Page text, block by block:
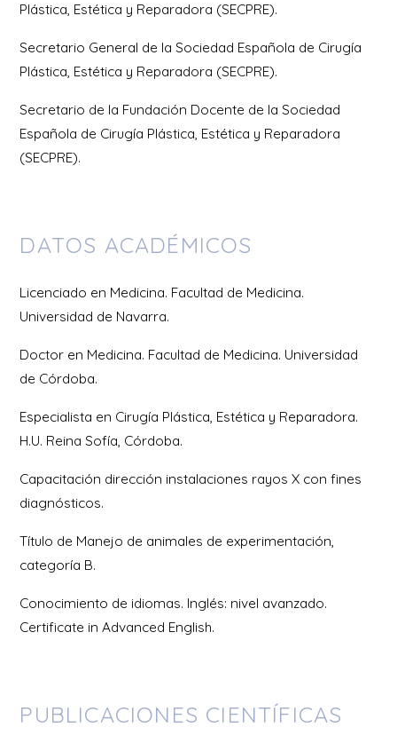
Plástica, Estética y Reparadora (SECPRE).
Secretario General de la Sociedad Española de Cirugía
Plástica, Estética y Reparadora (SECPRE).
Secretario de la Fundación Docente de la Sociedad
Española de Cirugía Plástica, Estética y Reparadora
(SECPRE).
DATOS ACADÉMICOS
Licenciado en Medicina. Facultad de Medicina.
Universidad de Navarra.
Doctor en Medicina. Facultad de Medicina. Universidad
de Córdoba.
Especialista en Cirugía Plástica, Estética y Reparadora.
H.U. Reina Sofía, Córdoba.
Capacitación dirección instalaciones rayos X con fines
diagnósticos.
Título de Manejo de animales de experimentación,
categoría B.
Conocimiento de idiomas. Inglés: nivel avanzado.
Certificate in Advanced English.
PUBLICACIONES CIENTÍFICAS